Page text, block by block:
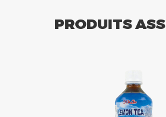
PRODUITS